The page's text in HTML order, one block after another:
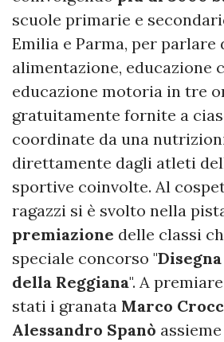
scuole primarie e
Emilia e Parma, per parlare
alimentazione, educazione
educazione motoria in tre
gratuitamente fornite a
coordinate da una
direttamente dagli atleti
sportive coinvolte. Al
ragazzi si è svolto nella
premiazione delle classi
speciale concorso "
della Reggiana". A
stati i granata Marco
Alessandro Spanò